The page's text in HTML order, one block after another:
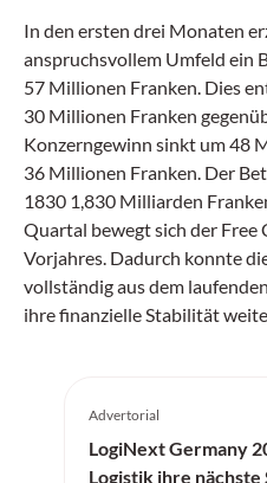
In den ersten drei Monaten
anspruchsvollem Umfeld ein
57 Millionen Franken. Dies
30 Millionen Franken
Konzerngewinn sinkt um 48
36 Millionen Franken. Der
1830 1,830 Milliarden
Quartal bewegt sich der Free
Vorjahres. Dadurch konnte
vollständig aus dem
ihre finanzielle Stabilität
Advertorial
LogiNext Germany
Logistik ihre